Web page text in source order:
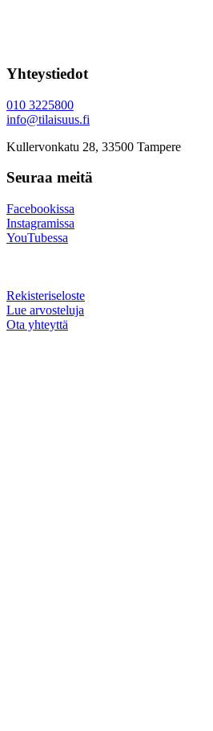
Yhteystiedot
010 3225800
info@tilaisuus.fi
Kullervonkatu 28, 33500 Tampere
Seuraa meitä
Facebookissa
Instagramissa
YouTubessa
Rekisteriseloste
Lue arvosteluja
Ota yhteyttä